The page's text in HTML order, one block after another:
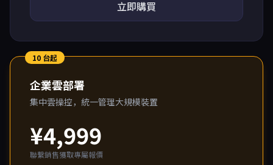
立即購買
10 台起
企業雲部署
集中雲操控，統一管理大規模裝置
¥4,999
聯繫銷售獲取專屬報價